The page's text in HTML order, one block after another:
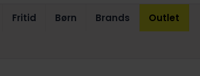
Fritid Børn Brands Outlet